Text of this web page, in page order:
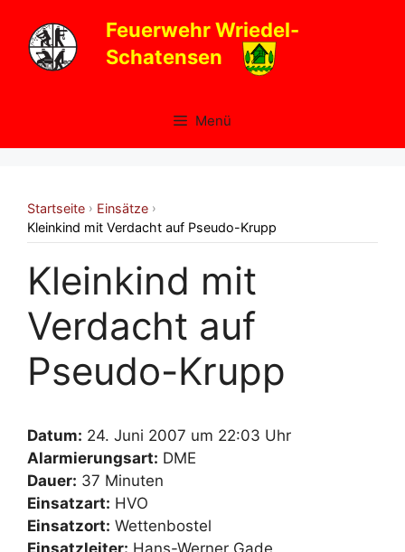
Inhalt
springen
Feuerwehr Wriedel-
Schatensen
Menü
Startseite › Einsätze ›
Kleinkind mit Verdacht auf Pseudo-Krupp
Kleinkind mit
Verdacht auf
Pseudo-Krupp
Datum: 24. Juni 2007 um 22:03 Uhr
Alarmierungsart: DME
Dauer: 37 Minuten
Einsatzart: HVO
Einsatzort: Wettenbostel
Einsatzleiter: Hans-Werner Gade